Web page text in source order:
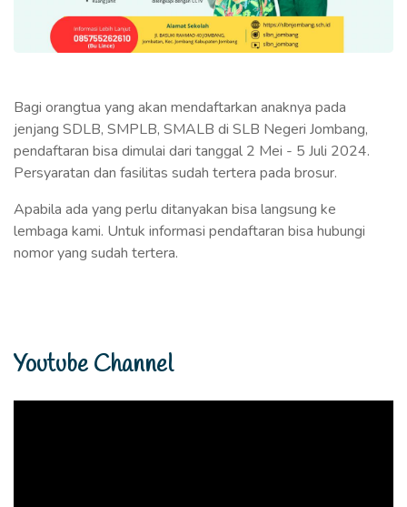
Bagi orangtua yang akan mendaftarkan anaknya pada
jenjang SDLB, SMPLB, SMALB di SLB Negeri Jombang,
pendaftaran bisa dimulai dari tanggal 2 Mei - 5 Juli 2024.
Persyaratan dan fasilitas sudah tertera pada brosur.
Apabila ada yang perlu ditanyakan bisa langsung ke
lembaga kami. Untuk informasi pendaftaran bisa hubungi
nomor yang sudah tertera.
Youtube Channel